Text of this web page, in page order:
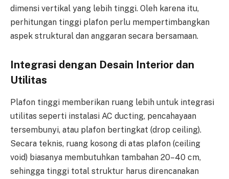
dimensi vertikal yang lebih tinggi. Oleh karena itu,
perhitungan tinggi plafon perlu mempertimbangkan
aspek struktural dan anggaran secara bersamaan.
Integrasi dengan Desain Interior dan
Utilitas
Plafon tinggi memberikan ruang lebih untuk integrasi
utilitas seperti instalasi AC ducting, pencahayaan
tersembunyi, atau plafon bertingkat (drop ceiling).
Secara teknis, ruang kosong di atas plafon (ceiling
void) biasanya membutuhkan tambahan 20–40 cm,
sehingga tinggi total struktur harus direncanakan